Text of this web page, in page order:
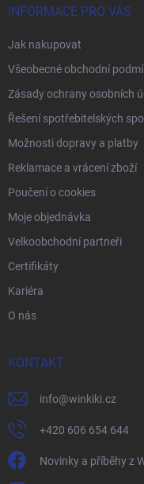
INFORMACE PRO VÁS
Jak nakupovat
Všeobecné obchodní
Zásady ochrany osobních
Řešení spotřebitelských
Možnosti dopravy a platby
Reklamace a vrácení zboží
Poučení o cookies
Moje objednávka
Velkoobchodní partneři
Certifikáty
Kariéra
O nás
KONTAKT
info@winkiki.cz
+420 606 654 644
Novinky a příběhy z